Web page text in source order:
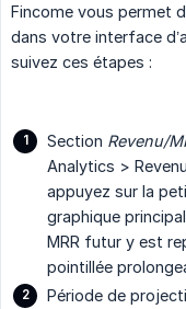
Fincome vous permet
dans votre interface
suivez ces étapes :
Section Revenu/
Analytics >
appuyez sur la
graphique
MRR futur y est
pointillée
Période de